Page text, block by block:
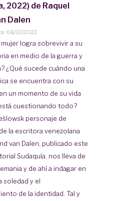
2022) de Raquel
Dalen
· 06/02/2022
logra sobrevivir a su
en medio de la guerra y
¿Qué sucede cuándo una
se encuentra con su
un momento de su vida
cuestionando todo?
personaje de
de la escritora venezolana
van Dalen, publicado este
Sudaquía, nos lleva de
y de ahí a indagar en
soledad y el
de la identidad. Tal y